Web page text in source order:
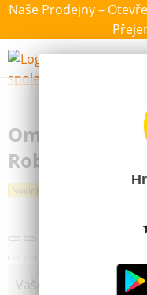
Naše Prodejny –
Omalovánky
Robátkovi
Novinka
Vaše cena